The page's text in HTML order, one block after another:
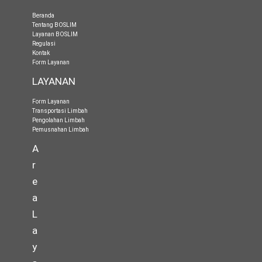
Beranda
Tentang BOSLIM
Layanan BOSLIM
Regulasi
Kontak
Form Layanan
LAYANAN
Form Layanan
Transportasi Limbah
Pengolahan Limbah
Pemusnahan Limbah
A
r
e
a
L
a
y